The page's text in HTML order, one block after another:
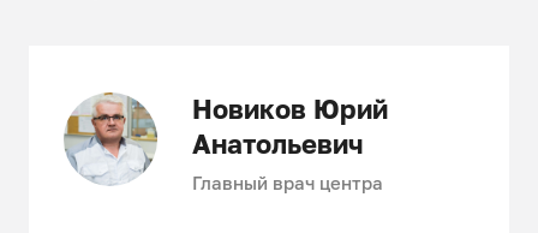
Новиков Юрий
Анатольевич
Главный врач центра